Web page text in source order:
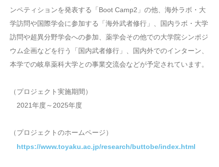
ンペティションを発表する「Boot Camp2」の他、海外ラボ・大
学訪問や国際学会に参加する「海外武者修行」、国内ラボ・大学
訪問や超異分野学会への参加、薬学会その他での大学院シンポジ
ウム企画などを行う「国内武者修行」、国内外でのインターン、
本学での岐阜薬科大学との事業交流会などが予定されています。
（プロジェクト実施期間）
2021年度～2025年度
（プロジェクトのホームページ）
https://www.toyaku.ac.jp/research/buttobe/index.html